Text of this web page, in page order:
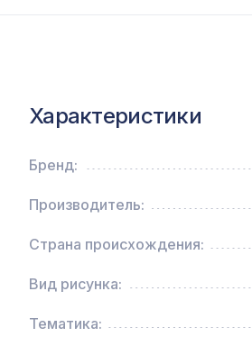
панель ДАМАСКО,
Cosca Traditional Prints L5071,
панель РОМАНИКО,
без отделки
Характеристики
Бренд:
Производитель:
Страна происхождения:
Вид рисунка:
Тематика: